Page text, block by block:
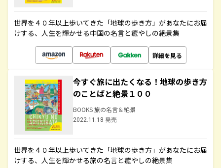
世界を４０年以上歩いてきた「地球の歩き方」があなたにお届
けする、人生を輝かせる中国の名言と癒やしの絶景集
詳細を見る
今すぐ旅に出たくなる！地球の歩き方
のことばと絶景１００
BOOKS 旅の名言＆絶景
2022.11.18 発売
世界を４０年以上歩いてきた「地球の歩き方」があなたにお届
けする、人生を輝かせる旅の名言と癒やしの絶景集